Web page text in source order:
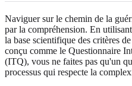
Naviguer sur le chemin de la
par la compréhension. En
la base scientifique des critères
conçu comme le Questionnaire
(ITQ), vous ne faites pas qu'un
processus qui respecte la